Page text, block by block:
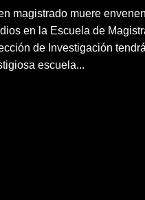
magistrado muere
en la Escuela de
de Investigación
escuela...